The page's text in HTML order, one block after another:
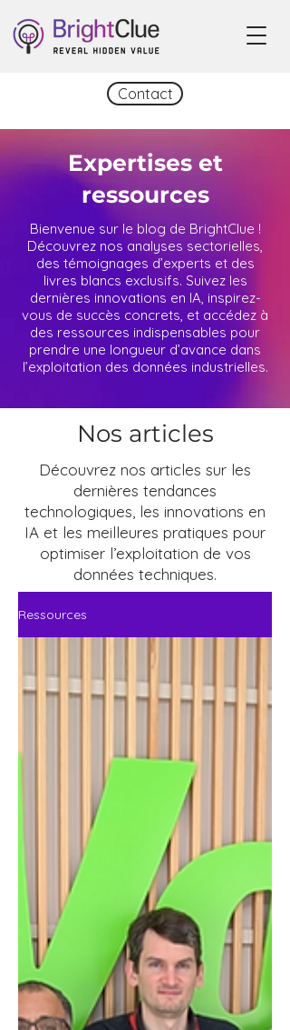
Contact
Expertises et
ressources
Bienvenue sur le blog de BrightClue !
Découvrez nos analyses sectorielles,
des témoignages d’experts et des
livres blancs exclusifs. Suivez les
dernières innovations en IA, inspirez-
vous de succès concrets, et accédez à
des ressources indispensables pour
prendre une longueur d’avance dans
l’exploitation des données industrielles.
Nos articles
Découvrez nos articles sur les
dernières tendances
technologiques, les innovations en
IA et les meilleures pratiques pour
optimiser l’exploitation de vos
données techniques.
Ressources